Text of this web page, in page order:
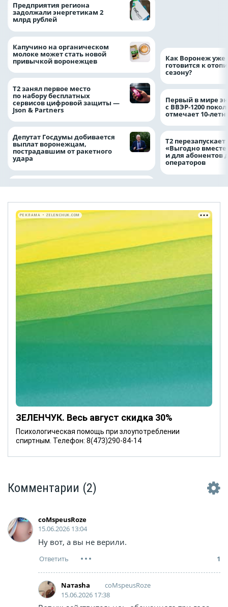
Предприятия региона
задолжали энергетикам 2
млрд рублей
Капучино на органическом
молоке может стать новой
привычкой воронежцев
Т2 занял первое место
по набору бесплатных
сервисов цифровой защиты —
Json & Partners
Депутат Госдумы добивается
выплат воронежцам,
пострадавшим от ракетного
удара
Как Воронеж уже
готовится к
сезону?
Первый в мире
с ВВЭР-1200
отмечает 10-
Т2
«Выгодно
и для абонентов
операторов
ЗЕЛЕНЧУК. Весь август скидка 30%
Психологическая помощь при злоупотреблении
спиртным. Телефон: 8(473)290-84-14
РЕКЛАМА • ZELENCHUK.COM
Комментарии (2)
coMspeusRoze
15.06.2026 13:04
Ну вот, а вы не верили.
1
Nатаsha
coMspeusRoze
15.06.2026 17:38